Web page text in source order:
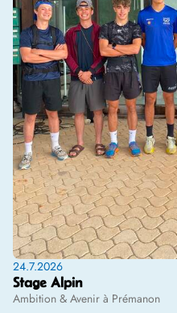
24.7.2026
Stage Alpin
Ambition & Avenir à Prémanon